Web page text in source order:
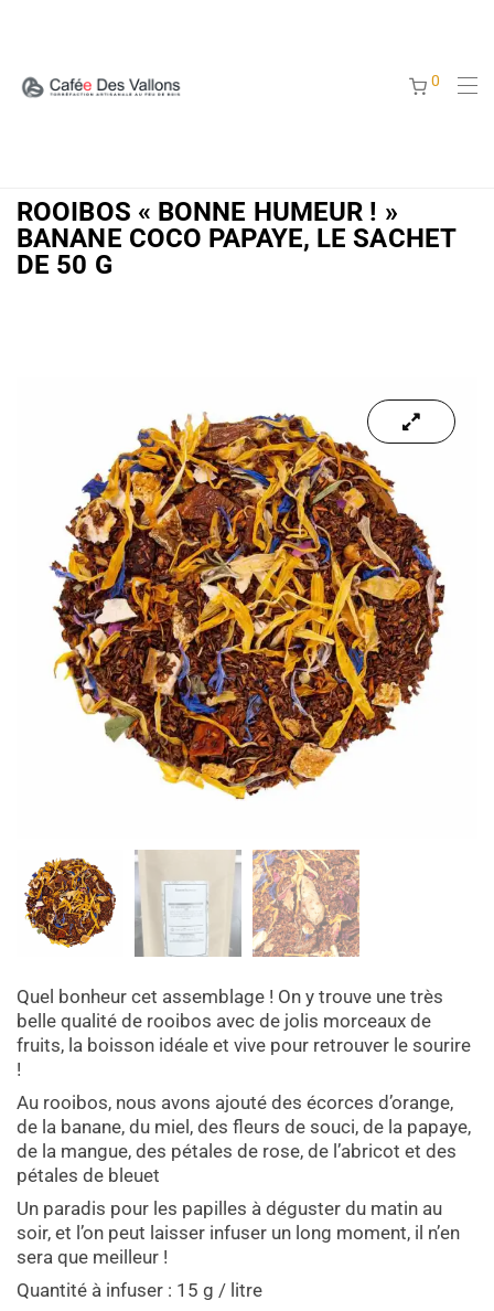
0
ROOIBOS « BONNE HUMEUR ! »
BANANE COCO PAPAYE, LE SACHET
DE 50 G
Quel bonheur cet assemblage ! On y trouve une très
belle qualité de rooibos avec de jolis morceaux de
fruits, la boisson idéale et vive pour retrouver le sourire
!
Au rooibos, nous avons ajouté des écorces d’orange,
de la banane, du miel, des fleurs de souci, de la papaye,
de la mangue, des pétales de rose, de l’abricot et des
pétales de bleuet
Un paradis pour les papilles à déguster du matin au
soir, et l’on peut laisser infuser un long moment, il n’en
sera que meilleur !
Quantité à infuser : 15 g / litre